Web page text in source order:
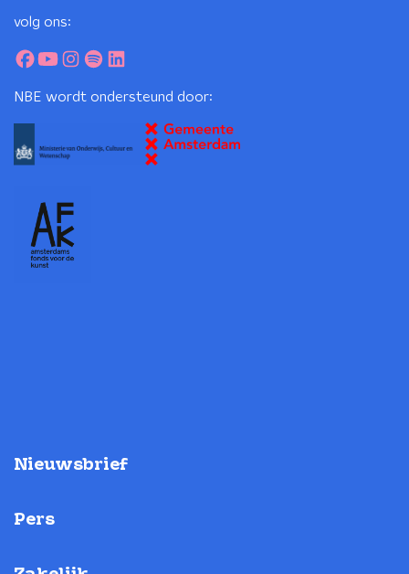
volg ons:
NBE wordt ondersteund door:
Nieuwsbrief
Pers